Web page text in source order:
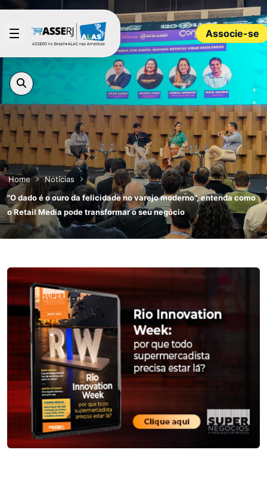
Pular para o Conteúdo principal
Associe-se
Home
Notícias
"O dado é o ouro da felicidade no varejo moderno", entenda como
o Retail Media pode transformar o seu negócio